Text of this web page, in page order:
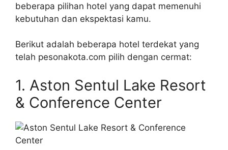
beberapa pilihan hotel yang dapat memenuhi
kebutuhan dan ekspektasi kamu.
Berikut adalah beberapa hotel terdekat yang
telah pesonakota.com pilih dengan cermat:
1. Aston Sentul Lake Resort
& Conference Center